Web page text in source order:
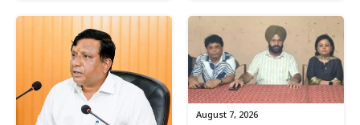
August 7, 2026